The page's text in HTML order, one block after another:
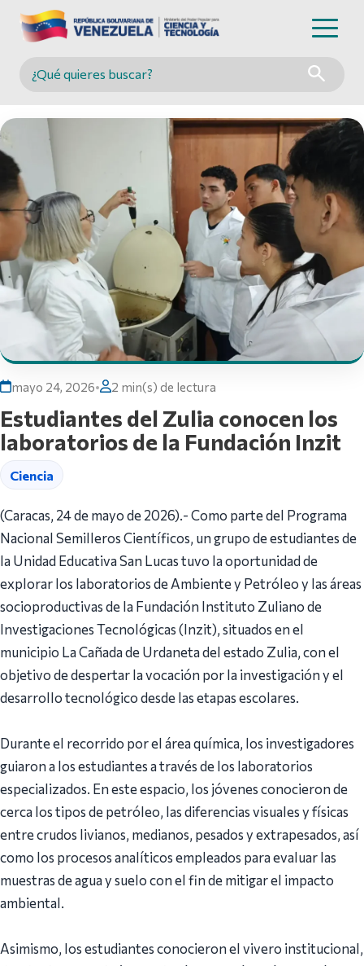
Buscar en MINCYT
mayo 24, 2026• 2 min(s) de lectura
Estudiantes del Zulia conocen los
laboratorios de la Fundación Inzit
Ciencia
(Caracas, 24 de mayo de 2026).- Como parte del Programa
Nacional Semilleros Científicos, un grupo de estudiantes de
la Unidad Educativa San Lucas tuvo la oportunidad de
explorar los laboratorios de Ambiente y Petróleo y las áreas
socioproductivas de la Fundación Instituto Zuliano de
Investigaciones Tecnológicas (Inzit), situados en el
municipio La Cañada de Urdaneta del estado Zulia, con el
objetivo de despertar la vocación por la investigación y el
desarrollo tecnológico desde las etapas escolares.
Durante el recorrido por el área química, los investigadores
guiaron a los estudiantes a través de los laboratorios
especializados. En este espacio, los jóvenes conocieron de
cerca los tipos de petróleo, las diferencias visuales y físicas
entre crudos livianos, medianos, pesados y extrapesados, así
como los procesos analíticos empleados para evaluar las
muestras de agua y suelo con el fin de mitigar el impacto
ambiental.
Asimismo, los estudiantes conocieron el vivero institucional,